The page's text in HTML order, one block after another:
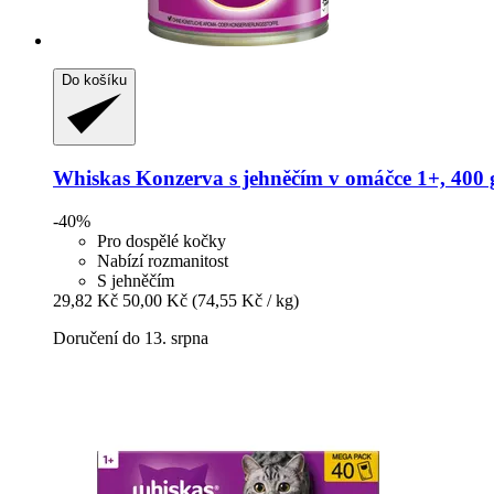
Do košíku
Whiskas Konzerva s jehněčím v omáčce 1+, 400
-40%
Pro dospělé kočky
Nabízí rozmanitost
S jehněčím
29,82 Kč 50,00 Kč (74,55 Kč / kg)
Doručení do 13. srpna